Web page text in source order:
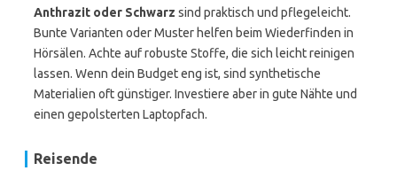
Anthrazit oder Schwarz sind praktisch und pflegeleicht.
Bunte Varianten oder Muster helfen beim Wiederfinden in
Hörsälen. Achte auf robuste Stoffe, die sich leicht reinigen
lassen. Wenn dein Budget eng ist, sind synthetische
Materialien oft günstiger. Investiere aber in gute Nähte und
einen gepolsterten Laptopfach.
Reisende